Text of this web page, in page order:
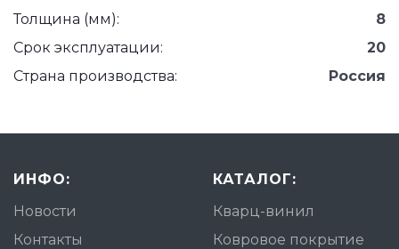
Толщина (мм):
8
Срок эксплуатации:
20
Страна производства:
Россия
ИНФО:
Новости
Контакты
КАТАЛОГ:
Кварц-винил
Ковровое покрытие